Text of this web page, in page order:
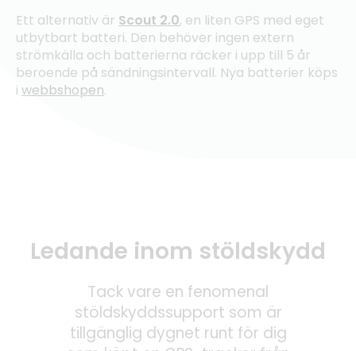
Ett alternativ är Scout 2.0, en liten GPS med eget
utbytbart batteri. Den behöver ingen extern
strömkälla och batterierna räcker i upp till 5 år
beroende på sändningsintervall. Nya batterier köps
i webbshopen.
Ledande inom stöldskydd
Tack vare en fenomenal
stöldskyddssupport som är
tillgänglig dygnet runt för dig